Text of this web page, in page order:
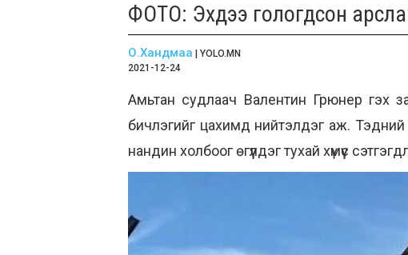
ФОТО: Эхдээ гологдсон
О.Хандмаа | YOLO.MN
2021-12-24
Амьтан судлаач Валентин Грюнер гэх
бичлэгийг цахимд нийтэлдэг аж. Тэдний
нандин холбоог өгүүлдэг тухай хүмүүс